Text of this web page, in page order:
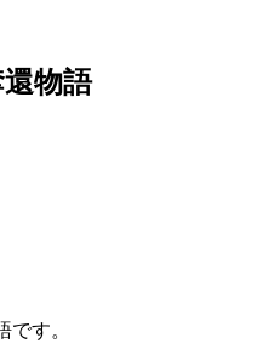
物語
す。